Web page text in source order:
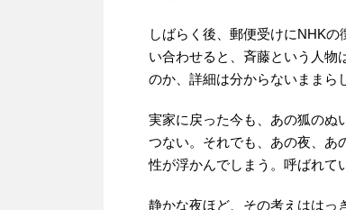
しばらく後、郵便受けにNHK
い合わせると、斉藤という人物
のか、詳細は分からないままら
実家に戻った今も、あの狐のぬ
つない。それでも、あの夜、あ
性が浮かんでしまう。呼ばれて
静かな夜ほど、その考えははっ